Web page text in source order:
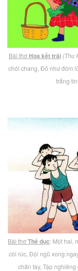
Bài thơ Hoa kết trái (Thu
chói chang, Đỏ như đóm
trắng
Bài thơThể dục: Một hai,
còi rúc, Đội ngũ xong
chân tay, Tập